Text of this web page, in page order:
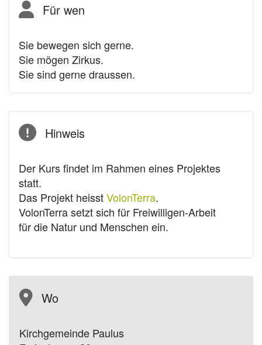
Für wen
Sie bewegen sich gerne.
Sie mögen Zirkus.
Sie sind gerne draussen.
Hinweis
Der Kurs findet im Rahmen eines Projektes
statt.
Das Projekt heisstVolonTerra.
VolonTerra setzt sich für Freiwilligen-Arbeit
für die Natur und Menschen ein.
Wo
Kirchgemeinde Paulus